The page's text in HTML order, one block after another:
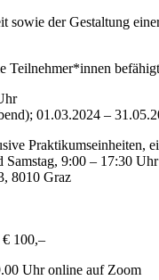
der Gestaltung
01.03.2024 –
Praktikumseinheiten,
9:00 – 17:30
8010 Graz
100,–
Uhr online auf Zoom